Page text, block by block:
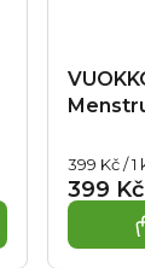
399 Kč
Měrná
cena:
399 Kč / 1